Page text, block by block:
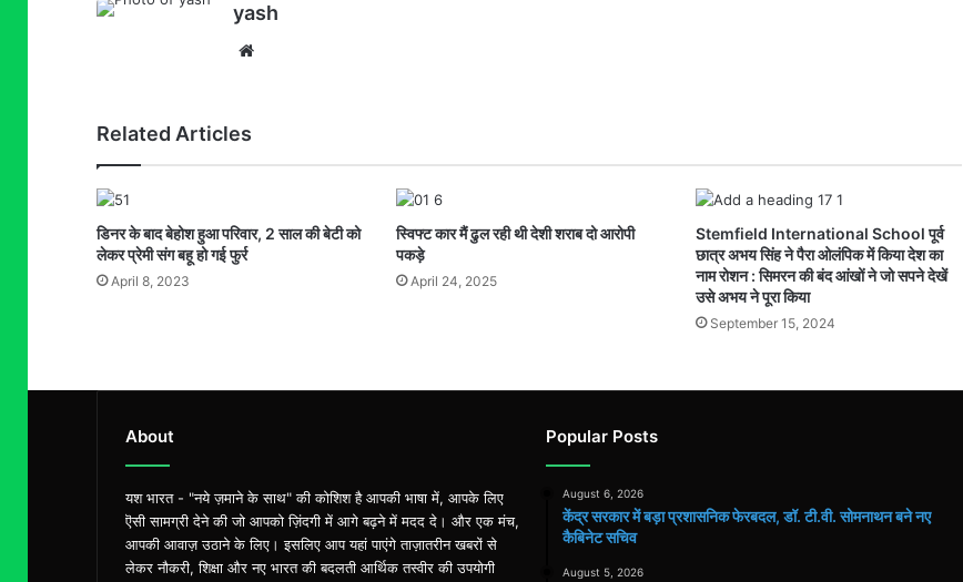
yash
Website
Related Articles
डिनर के बाद बेहोश हुआ परिवार, 2 साल की बेटी को
लेकर प्रेमी संग बहू हो गई फुर्र
April 8, 2023
स्विफ्ट कार मैं ढुल रही थी देशी शराब दो आरोपी
पकड़े
April 24, 2025
Stemfield International School पूर्व
छात्र अभय सिंह ने पैरा ओलंपिक में किया देश का
नाम रोशन : सिमरन की बंद आंखों ने जो सपने देखें
उसे अभय ने पूरा किया
September 15, 2024
About
यश भारत - "नये ज़माने के साथ" की कोशिश है आपकी भाषा में, आपके लिए
ऎसी सामग्री देने की जो आपको ज़िंदगी में आगे बढ़ने में मदद दे। और एक मंच,
आपकी आवाज़ उठाने के लिए। इसलिए आप यहां पाएंगे ताज़ातरीन खबरों से
लेकर नौकरी, शिक्षा और नए भारत की बदलती आर्थिक तस्वीर की उपयोगी
Popular Posts
August 6, 2026
केंद्र सरकार में बड़ा प्रशासनिक फेरबदल, डॉ. टी.वी. सोमनाथन बने नए
कैबिनेट सचिव
August 5, 2026